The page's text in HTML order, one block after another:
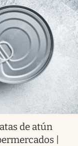
de atún
|